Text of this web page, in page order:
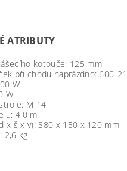
ATRIBUTY
kotouče: 125 mm
při chodu naprázdno: 600-
W
W
M 14
4,0 m
x š x v):380 x 150 x 120 mm
2,6 kg